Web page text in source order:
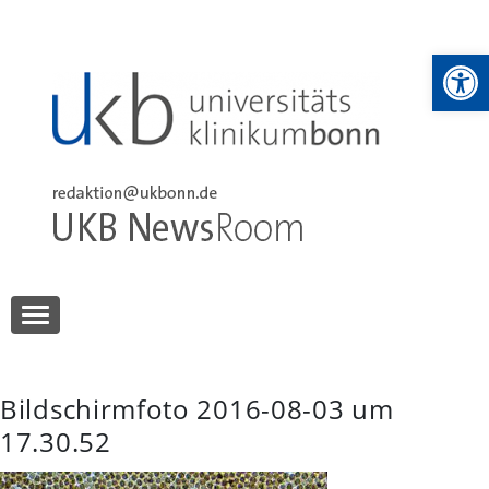
UKB NewsRoom
Bildschirmfoto 2016-08-03 um
17.30.52